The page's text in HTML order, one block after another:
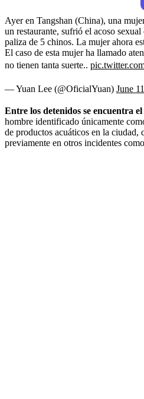
Ayer en Tangshan (China), una
un restaurante, sufrió el acoso
paliza de 5 chinos. La mujer ahora
El caso de esta mujer ha llamado
no tienen tanta suerte..
— Yuan Lee (@OficialYuan) June
Entre los detenidos se encuentra
hombre identificado únicamente
de productos acuáticos en la ciudad,
previamente en otros incidentes